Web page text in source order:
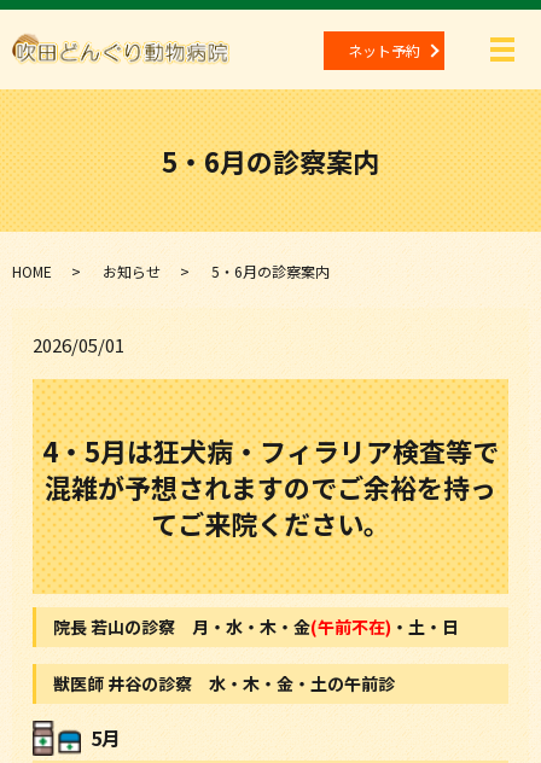
ネット予約 メ
5・6月の診察案内
HOME お知らせ 5・6月の診察案内
2026/05/01
4・5月は狂犬病・フィラリア検査等で
混雑が予想されますのでご余裕を持っ
てご来院ください。
院長 若山の診察 月・水・木・金(午前不在) ・土・日
獣医師 井谷の診察 水・木・金・土の午前診
5月